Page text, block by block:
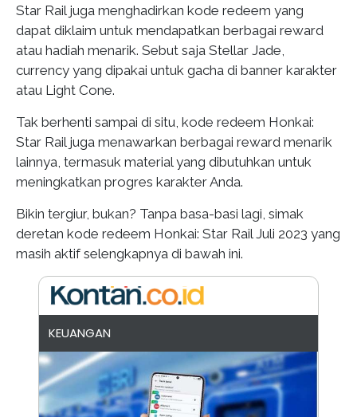
Star Rail juga menghadirkan kode redeem yang
dapat diklaim untuk mendapatkan berbagai reward
atau hadiah menarik. Sebut saja Stellar Jade,
currency yang dipakai untuk gacha di banner karakter
atau Light Cone.
Tak berhenti sampai di situ, kode redeem Honkai:
Star Rail juga menawarkan berbagai reward menarik
lainnya, termasuk material yang dibutuhkan untuk
meningkatkan progres karakter Anda.
Bikin tergiur, bukan? Tanpa basa-basi lagi, simak
deretan kode redeem Honkai: Star Rail Juli 2023 yang
masih aktif selengkapnya di bawah ini.
KEUANGAN